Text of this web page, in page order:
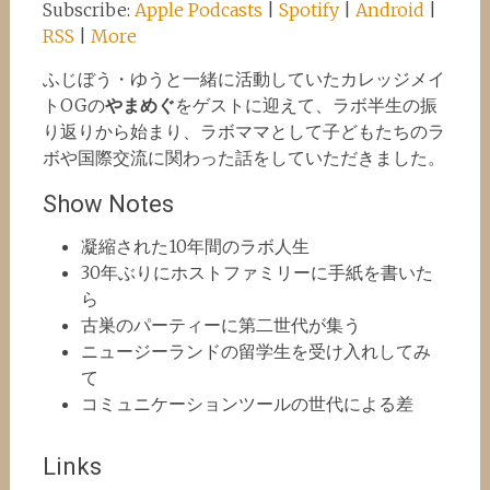
Subscribe: Apple Podcasts Spotify| Android
RSS
More
ふじぼう・ゆうと一緒に活動していたカレッジメイ
トOGのやまめぐをゲストに迎えて、ラボ半生の振
り返りから始まり、ラボママとして子どもたちのラ
ボや国際交流に関わった話をしていただきました。
Show Notes
凝縮された10年間のラボ人生
30年ぶりにホストファミリーに手紙を書いた
ら
古巣のパーティーに第二世代が集う
ニュージーランドの留学生を受け入れしてみ
て
コミュニケーションツールの世代による差
Links